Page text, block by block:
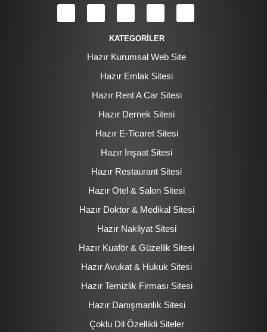
KATEGORİLER
Hazır Kurumsal Web Site
Hazır Emlak Sitesi
Hazır Rent A Car Sitesi
Hazır Dernek Sitesi
Hazır E-Ticaret Sitesi
Hazır İnşaat Sitesi
Hazır Restaurant Sitesi
Hazır Otel & Salon Sitesi
Hazır Doktor & Medikal Sitesi
Hazır Nakliyat Sitesi
Hazır Kuaför & Güzellik Sitesi
Hazır Avukat & Hukuk Sitesi
Hazır Temizlik Firması Sitesi
Hazır Danışmanlık Sitesi
Çoklu Dil Özellikli Siteler